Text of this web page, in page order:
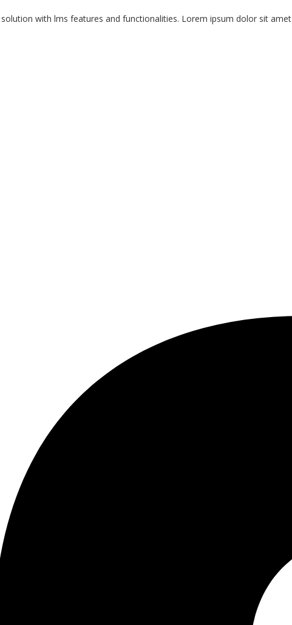
with lms features and functionalities. Lorem ipsum dolor sit amet